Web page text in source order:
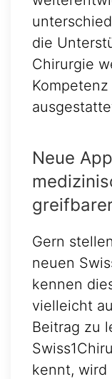
die
Chirurgie
Neue
Gern
neuen
kennen
vielleicht
Beitrag zu
kennt, wird